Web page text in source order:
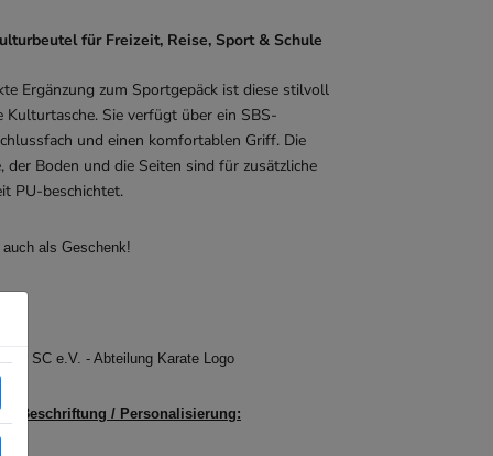
für Freizeit, Reise, Sport & Schule
Ergänzung zum Sportgepäck ist diese stilvoll
Kulturtasche. Sie verfügt über ein SBS-
und einen komfortablen Griff. Die
der Boden und die Seiten sind für zusätzliche
PU-beschichtet.
auch als Geschenk!
SC e.V. - Abteilung Karate Logo
Beschriftung / Personalisierung: